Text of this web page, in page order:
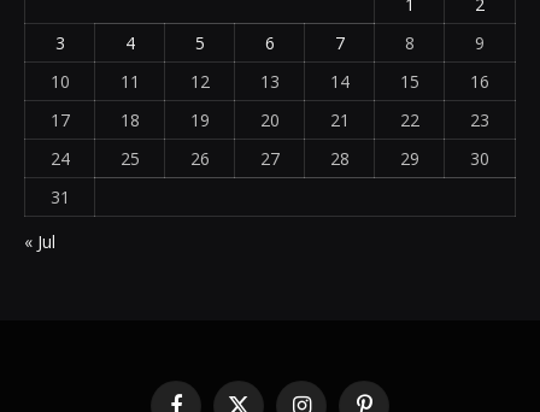
3
4 5 6 7 8
9
10
11 12 13 14 15
16
17
18 19 20 21 22
23
24
25 26 27 28 29
30
31
« Jul